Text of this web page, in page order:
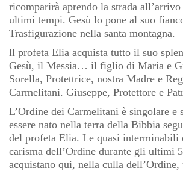
ricomparirà aprendo la strada
ultimi tempi. Gesù lo pone al suo
Trasfigurazione nella santa montagna.
ll profeta Elia acquista tutto il suo
Gesù, il Messia… il figlio di Maria e
Sorella, Protettrice, nostra Madre e
Carmelitani. Giuseppe, Protettore e
L’Ordine dei Carmelitani è singolare e
essere nato nella terra della Bibbia
del profeta Elia. Le quasi interminabili
carisma dell’Ordine durante gli ultimi
acquistano qui, nella culla dell’Ordine,